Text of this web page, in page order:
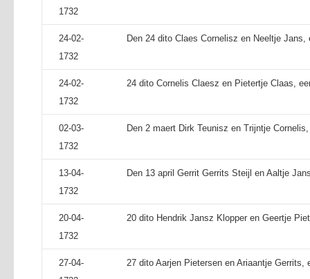
1732
24-02-
1732
Den 24 dito Claes Cornelisz en Neeltje Jans,
24-02-
1732
24 dito Cornelis Claesz en Pietertje Claas,
02-03-
1732
Den 2 maert Dirk Teunisz en Trijntje
13-04-
1732
Den 13 april Gerrit Gerrits Steijl en Aaltje
20-04-
1732
20 dito Hendrik Jansz Klopper en Geertje
27-04-
27 dito Aarjen Pietersen en Ariaantje Gerrits,